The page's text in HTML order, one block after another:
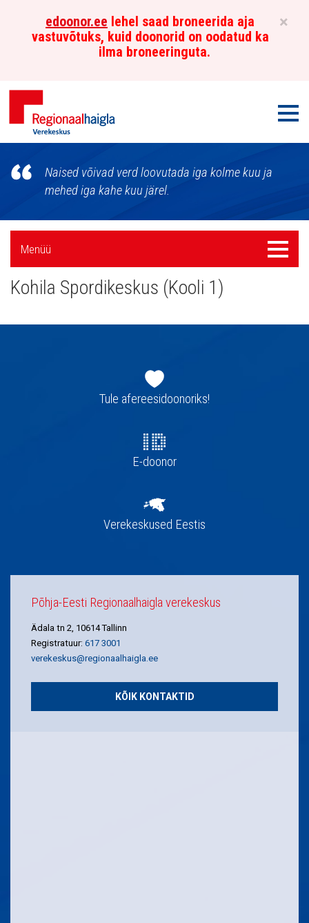
×
edoonor.ee lehel saad broneerida aja
vastuvõtuks, kuid doonorid on oodatud ka
ilma broneeringuta.
Põhja-
Eesti
Regionaalhaigla
Verekeskus
Naised võivad verd loovutada iga kolme kuu ja
mehed iga kahe kuu järel.
Külgpaani
navigatsioon
Menüü
Menüü
Kohila Spordikeskus (Kooli 1)
navigatsioonTule afereesidoonoriks!
E-doonor
Verekeskused Eestis
Põhja-Eesti Regionaalhaigla verekeskus
Ädala tn 2, 10614 Tallinn
Registratuur: 617 3001
verekeskus@regionaalhaigla.ee
KÕIK KONTAKTID